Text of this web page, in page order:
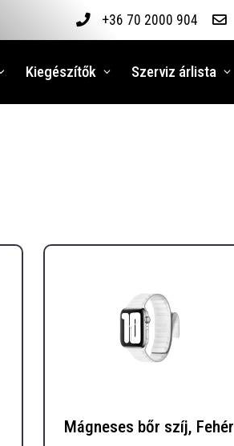
+36 70 2000 904
Kiegészítők Szerviz árlista
Mágneses bőr szíj, Fehér